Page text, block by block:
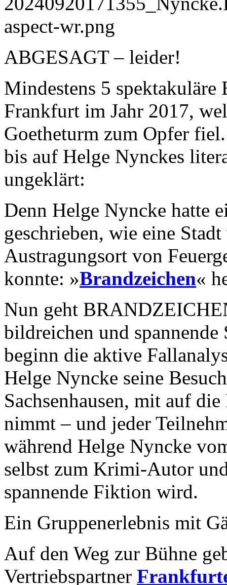
ABGESAGT – leider!
Mindestens 5 spektakuläre
Frankfurt im Jahr 2017,
Goetheturm zum Opfer
bis auf Helge Nynckes
ungeklärt:
Denn Helge Nyncke hatte
geschrieben, wie eine
Austragungsort von
konnte: »Brandzeichen«
Nun geht
bildreichen und spannende
beginn die aktive
Helge Nyncke seine
Sachsenhausen, mit auf
nimmt – und jeder
während Helge Nyncke
selbst zum Krimi-Autor
spannende Fiktion wird.
Ein Gruppenerlebnis mit
Auf den Weg zur Bühne
Vertriebspartner